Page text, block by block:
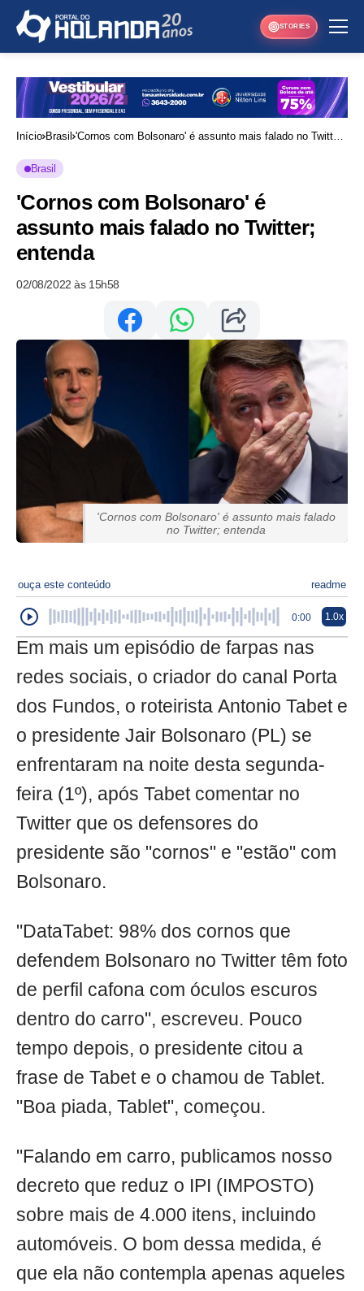
STORIES
Início Brasil 'Cornos com Bolsonaro' é assunto mais falado no Twitter;
Brasil
'Cornos com Bolsonaro' é
assunto mais falado no Twitter;
entenda
02/08/2022 às 15h58
'Cornos com Bolsonaro' é assunto mais falado
no Twitter; entenda
ouça este conteúdo readme
0:00 1.0x
Em mais um episódio de farpas nas
redes sociais, o criador do canal Porta
dos Fundos, o roteirista Antonio Tabet e
o presidente Jair Bolsonaro (PL) se
enfrentaram na noite desta segunda-
feira (1º), após Tabet comentar no
Twitter que os defensores do
presidente são "cornos" e "estão" com
Bolsonaro.
"DataTabet: 98% dos cornos que
defendem Bolsonaro no Twitter têm foto
de perfil cafona com óculos escuros
dentro do carro", escreveu. Pouco
tempo depois, o presidente citou a
frase de Tabet e o chamou de Tablet.
"Boa piada, Tablet", começou.
"Falando em carro, publicamos nosso
decreto que reduz o IPI (IMPOSTO)
sobre mais de 4.000 itens, incluindo
automóveis. O bom dessa medida, é
que ela não contempla apenas aqueles